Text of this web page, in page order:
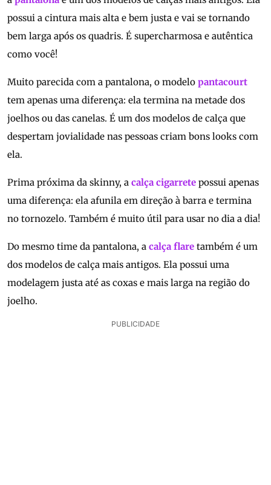
possui a cintura mais alta e bem justa e vai se tornando
bem larga após os quadris. É supercharmosa e autêntica
como você!
Muito parecida com a pantalona, o modelo pantacourt
tem apenas uma diferença: ela termina na metade dos
joelhos ou das canelas. É um dos modelos de calça que
despertam jovialidade nas pessoas criam bons looks com
ela.
Prima próxima da skinny, a calça cigarrete possui apenas
uma diferença: ela afunila em direção à barra e termina
no tornozelo. Também é muito útil para usar no dia a dia!
Do mesmo time da pantalona, a calça flare também é um
dos modelos de calça mais antigos. Ela possui uma
modelagem justa até as coxas e mais larga na região do
joelho.
PUBLICIDADE